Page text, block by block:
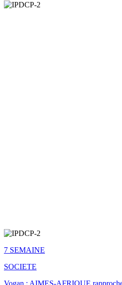
7 SEMAINE
SOCIETE
Vogan : AIMES-AFRIQUE